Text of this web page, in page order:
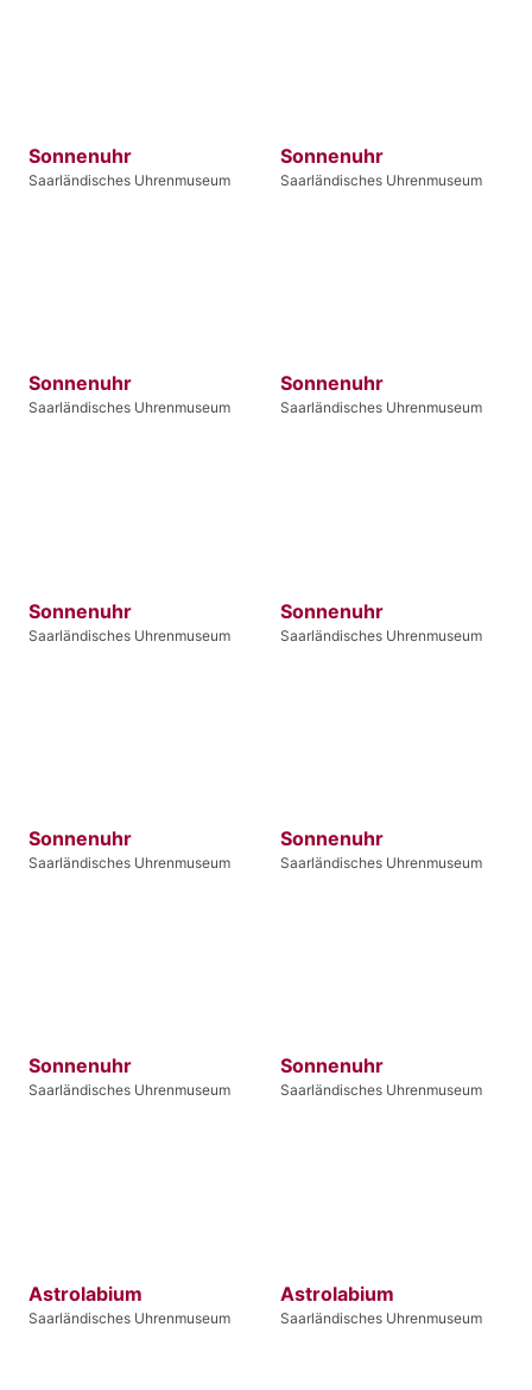
Sonnenuhr
Saarländisches Uhrenmuseum
Sonnenuhr
Saarländisches Uhrenmuseum
Sonnenuhr
Saarländisches Uhrenmuseum
Sonnenuhr
Saarländisches Uhrenmuseum
Sonnenuhr
Saarländisches Uhrenmuseum
Sonnenuhr
Saarländisches Uhrenmuseum
Sonnenuhr
Saarländisches Uhrenmuseum
Sonnenuhr
Saarländisches Uhrenmuseum
Sonnenuhr
Saarländisches Uhrenmuseum
Sonnenuhr
Saarländisches Uhrenmuseum
Astrolabium
Saarländisches Uhrenmuseum
Astrolabium
Saarländisches Uhrenmuseum